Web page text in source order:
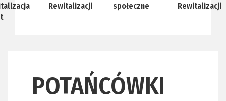
Rewitalizacji
społeczne
Rewitalizacji
POTAŃCÓWKI